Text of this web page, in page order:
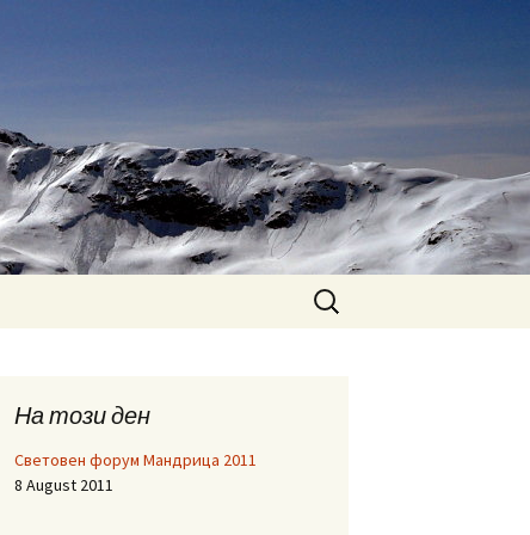
Search
for:
На този ден
Световен форум Мандрица 2011
8 August 2011